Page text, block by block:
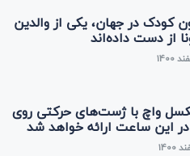
۵ میلیون کودک در جهان، یکی از والدین
از دست داده‌اند
واچ با ژست‌های حرکتی روی
این ساعت ارائه خواهد شد